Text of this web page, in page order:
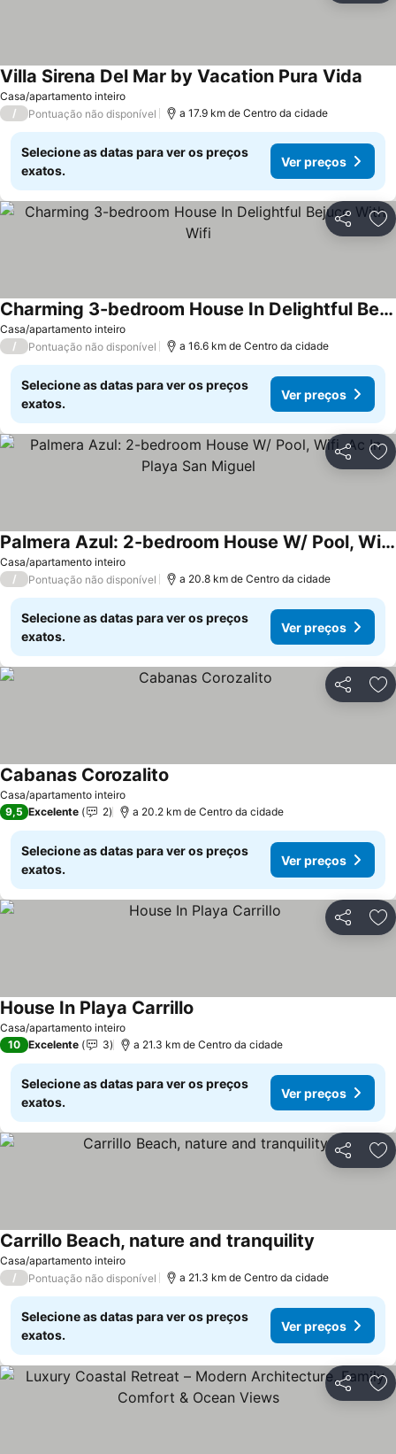
Casa/apartamento inteiro
Villa Sirena Del Mar by Vacation Pura Vida
/ Pontuação não disponível a 17.9 km de Centro da cidade
Selecione as datas para ver os preços
exatos.
Ver preços
Partilhar
Casa/apartamento inteiro
Charming 3-bedroom House In Delightful Bejuco With Wifi
Ver preços
/ Pontuação não disponível a 16.6 km de Centro da cidade
Selecione as datas para ver os preços
exatos.
Ver preços
Partilhar
Casa/apartamento inteiro
Palmera Azul: 2-bedroom House W/ Pool, Wifi, Ac In Playa San Miguel
Ver preços
/ Pontuação não disponível a 20.8 km de Centro da cidade
Selecione as datas para ver os preços
exatos.
Ver preços
Partilhar
Casa/apartamento inteiro
Cabanas Corozalito
9,5 Excelente 2 a 20.2 km de Centro da cidade
Selecione as datas para ver os preços
exatos.
Ver preços
Partilhar
Casa/apartamento inteiro
House In Playa Carrillo
10 Excelente 3 a 21.3 km de Centro da cidade
Selecione as datas para ver os preços
exatos.
Ver preços
Partilhar
Casa/apartamento inteiro
Carrillo Beach, nature and tranquility
/ Pontuação não disponível a 21.3 km de Centro da cidade
Selecione as datas para ver os preços
exatos.
Ver preços
Partilhar